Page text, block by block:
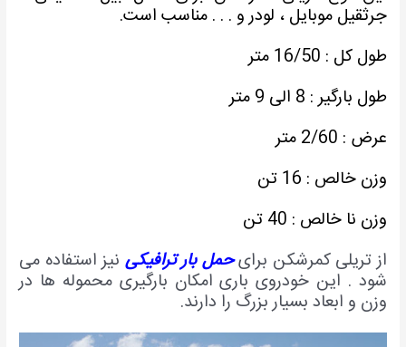
موبایل ، لودر و . . . مناسب است.
کل : 16/50 متر
بارگیر : 8 الی 9 متر
: 2/60 متر
خالص : 16 تن
نا خالص : 40 تن
تریلی کمرشکن برایحمل بار ترافیکینیز استفاده می
. این خودروی باری امکان بارگیری محموله ها در
و ابعاد بسیار بزرگ را دارند.